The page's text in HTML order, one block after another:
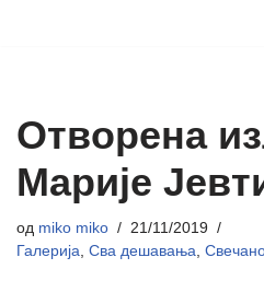
Отворена
Марије
од miko miko
21/11/2019
Галерија, Сва дешавања,